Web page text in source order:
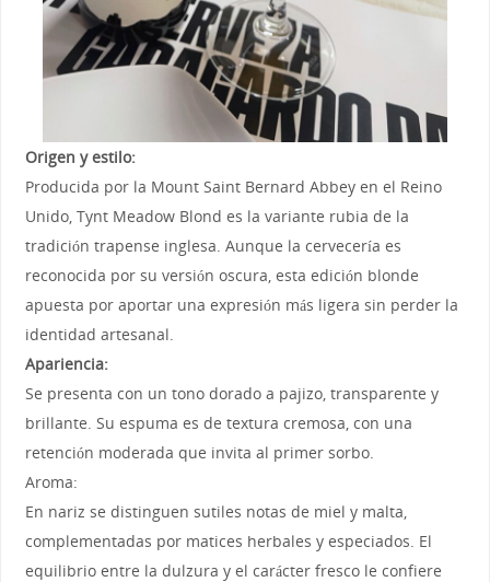
Origen y estilo:
Producida por la Mount Saint Bernard Abbey en el Reino
Unido, Tynt Meadow Blond es la variante rubia de la
tradición trapense inglesa. Aunque la cervecería es
reconocida por su versión oscura, esta edición blonde
apuesta por aportar una expresión más ligera sin perder la
identidad artesanal.
Apariencia:
Se presenta con un tono dorado a pajizo, transparente y
brillante. Su espuma es de textura cremosa, con una
retención moderada que invita al primer sorbo.
Aroma:
En nariz se distinguen sutiles notas de miel y malta,
complementadas por matices herbales y especiados. El
equilibrio entre la dulzura y el carácter fresco le confiere